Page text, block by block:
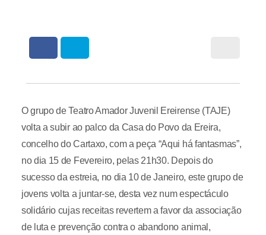
O grupo de Teatro Amador Juvenil Ereirense (TAJE)
volta a subir ao palco da Casa do Povo da Ereira,
concelho do Cartaxo, com a peça “Aqui há fantasmas”,
no dia 15 de Fevereiro, pelas 21h30. Depois do
sucesso da estreia, no dia 10 de Janeiro, este grupo de
jovens volta a juntar-se, desta vez num espectáculo
solidário cujas receitas revertem a favor da associação
de luta e prevenção contra o abandono animal,